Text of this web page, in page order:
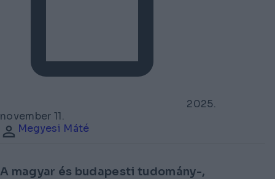
2025.
november 11.
Megyesi Máté
A magyar és budapesti tudomány-,